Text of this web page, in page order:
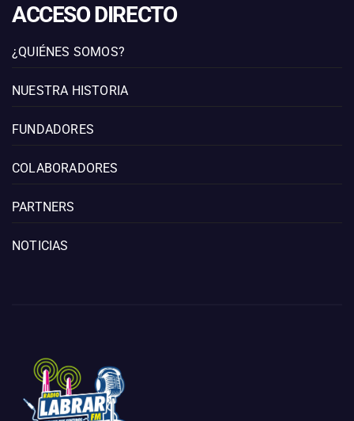
ACCESO DIRECTO
¿QUIÉNES SOMOS?
NUESTRA HISTORIA
FUNDADORES
COLABORADORES
PARTNERS
NOTICIAS